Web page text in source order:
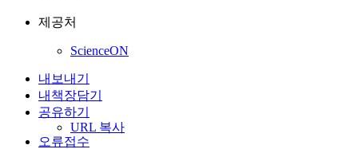
제공처
ScienceON
내보내기
내책장담기
공유하기
URL 복사
오류접수